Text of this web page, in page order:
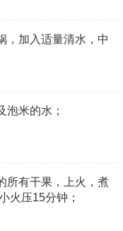
，加入适量清水，中
泡米的水；
所有干果，上火，煮
火压15分钟；